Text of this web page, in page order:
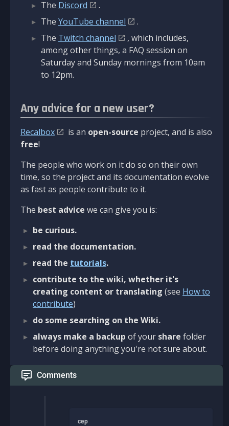
The Discord
.
The YouTube channel
.
The Twitch channel
, which includes,
among other things, a FAQ session on
Saturday and Sunday mornings from 10am
to 12pm.
Any advice for a new user?
Recalbox is an open-source project, and is also
free!
The people who work on it do so on their own
time, so the project and its documentation evolve
as fast as people contribute to it.
The best advice we can give you is:
be curious.
read the documentation.
read the tutorials.
contribute to the wiki, whether it's
creating content or translating (see How to
contribute)
do some searching on the Wiki.
always make a backup of your share folder
before doing anything you're not sure about.
Comments
cep